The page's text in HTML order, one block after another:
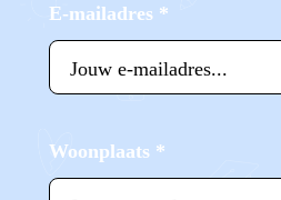
E-mailadres *
Woonplaats *